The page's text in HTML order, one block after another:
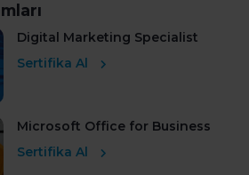
Digital Marketing Specialist
Sertifika Al
Microsoft Office for Business
Sertifika Al